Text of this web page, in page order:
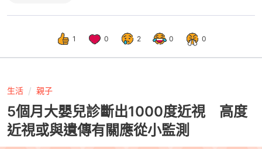
1 0 2 0 0
生活 親子
5個月大嬰兒診斷出1000度近視 高度
近視或與遺傳有關應從小監測